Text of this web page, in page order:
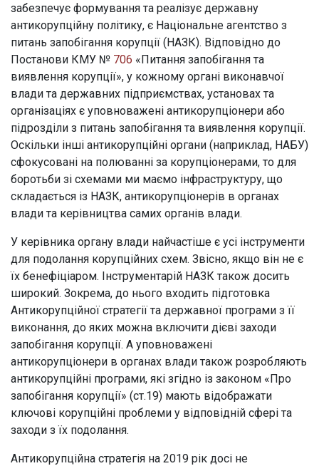
забезпечує формування та реалізує державну
антикорупційну політику, є Національне агентство з
питань запобігання корупції (НАЗК). Відповідно до
Постанови КМУ № 706 «Питання запобігання та
виявлення корупції», у кожному органі виконавчої
влади та державних підприємствах, установах та
організаціях є уповноважені антикорупціонери або
підрозділи з питань запобігання та виявлення корупції.
Оскільки інші антикорупційні органи (наприклад, НАБУ)
сфокусовані на полюванні за корупціонерами, то для
боротьби зі схемами ми маємо інфраструктуру, що
складається із НАЗК, антикорупціонерів в органах
влади та керівництва самих органів влади.
У керівника органу влади найчастіше є усі інструменти
для подолання корупційних схем. Звісно, якщо він не є
їх бенефіціаром. Інструментарій НАЗК також досить
широкий. Зокрема, до нього входить підготовка
Антикорупційної стратегії та державної програми з її
виконання, до яких можна включити дієві заходи
запобігання корупції. А уповноважені
антикорупціонери в органах влади також розробляють
антикорупційні програми, які згідно із законом «Про
запобігання корупції» (ст.19) мають відображати
ключові корупційні проблеми у відповідній сфері та
заходи з їх подолання.
Антикорупційна стратегія на 2019 рік досі не